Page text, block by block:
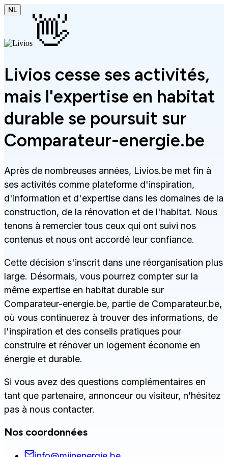
NL
👋
Livios cesse ses activités,
mais l'expertise en habitat
durable se poursuit sur
Comparateur-energie.be
Après de nombreuses années, Livios.be met fin à
ses activités comme plateforme d'inspiration,
d'information et d'expertise dans les domaines de la
construction, de la rénovation et de l'habitat. Nous
tenons à remercier tous ceux qui ont suivi nos
contenus et nous ont accordé leur confiance.
Cette décision s'inscrit dans une réorganisation plus
large. Désormais, vous pourrez compter sur la
même expertise en habitat durable sur
Comparateur-energie.be, partie de Comparateur.be,
où vous continuerez à trouver des informations, de
l'inspiration et des conseils pratiques pour
construire et rénover un logement économe en
énergie et durable.
Si vous avez des questions complémentaires en
tant que partenaire, annonceur ou visiteur, n’hésitez
pas à nous contacter.
Nos coordonnées